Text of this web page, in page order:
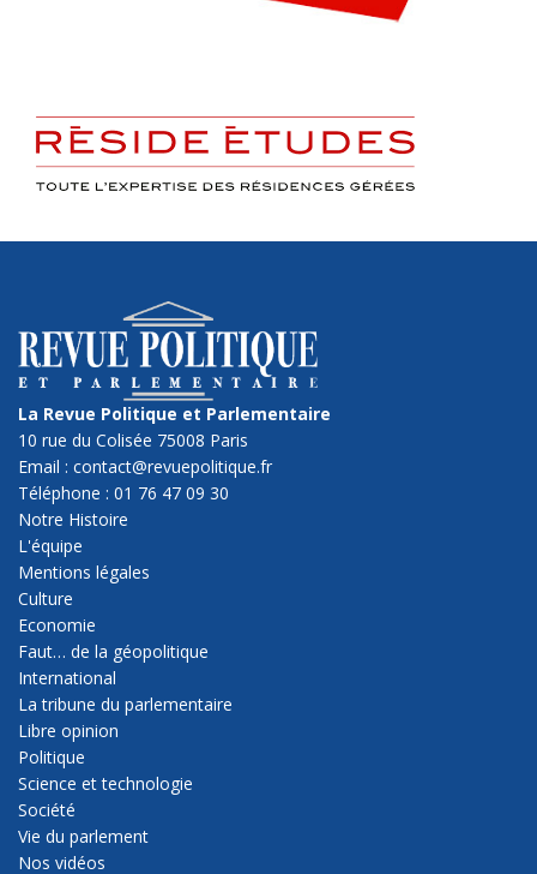
La Revue Politique et Parlementaire
10 rue du Colisée 75008 Paris
Email : contact@revuepolitique.fr
Téléphone : 01 76 47 09 30
Notre Histoire
L'équipe
Mentions légales
Culture
Economie
Faut… de la géopolitique
International
La tribune du parlementaire
Libre opinion
Politique
Science et technologie
Société
Vie du parlement
Nos vidéos